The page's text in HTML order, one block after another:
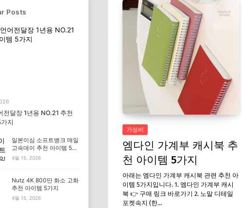
가성비
엠다인 가계부 캐시북 추
천 아이템 5가지
아래는 엠다인 가계부 캐시북 관련 추천 아
이템 5가지입니다. 1. 엠다인 가계부 캐시
북 👉 구매 링크 바로가기 2. 노말 디테일
포켓속지 (한…
Posts
전달장 1년용 NO.21 추천
지
일본이심 소프트뱅크 매일
고속데이 추천 아이템 5가
지
4월 15, 2026
Nutz 4K 800만 화소 고화
추천 아이템 5가지
4월 15, 2026